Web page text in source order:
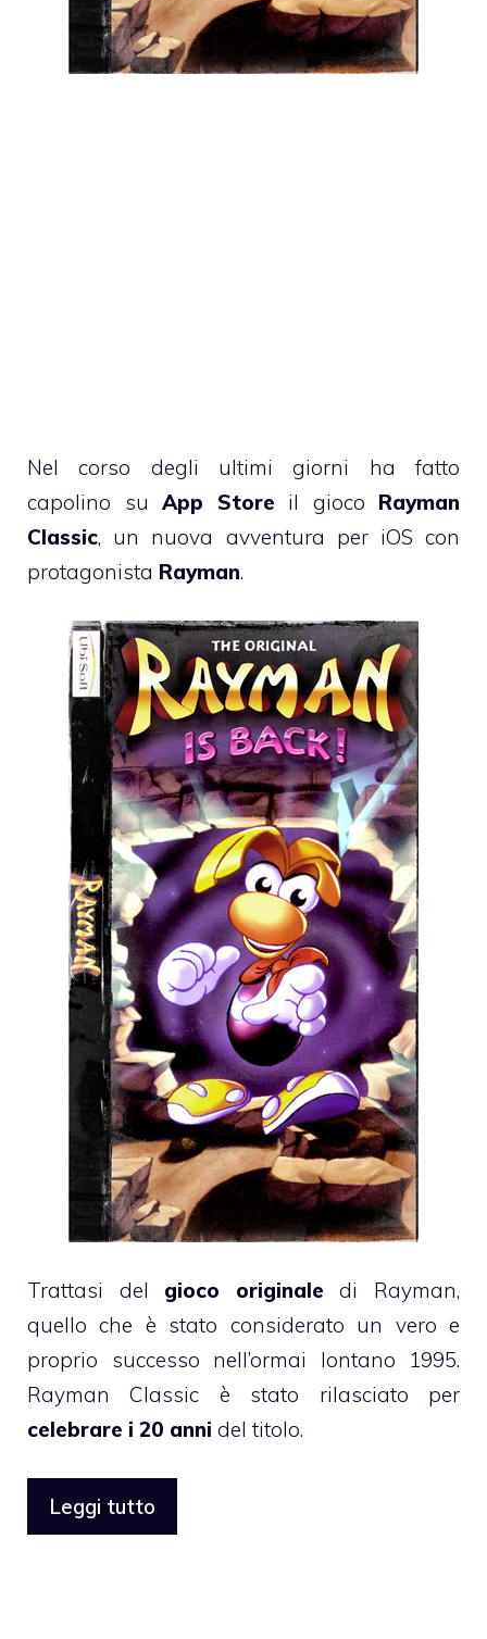
Nel corso degli ultimi giorni ha fatto
capolino su App Store il gioco Rayman
Classic, un nuova avventura per iOS con
protagonista Rayman.
Trattasi del gioco originale di Rayman,
quello che è stato considerato un vero e
proprio successo nell’ormai lontano 1995.
Rayman Classic è stato rilasciato per
celebrare i 20 anni del titolo.
Leggi tutto